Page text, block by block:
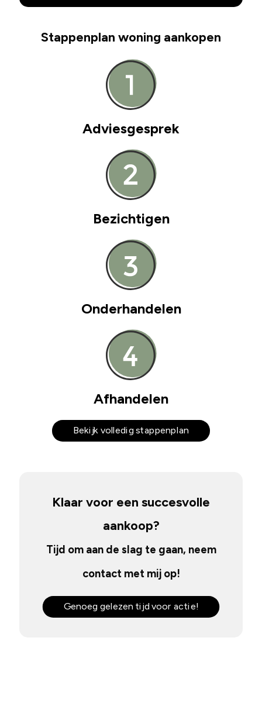
Stappenplan woning aankopen
Adviesgesprek
Bezichtigen
Onderhandelen
Afhandelen
Bekijk volledig stappenplan
Klaar voor een succesvolle
aankoop?
Tijd om aan de slag te gaan, neem
contact met mij op!
Genoeg gelezen tijd voor actie!